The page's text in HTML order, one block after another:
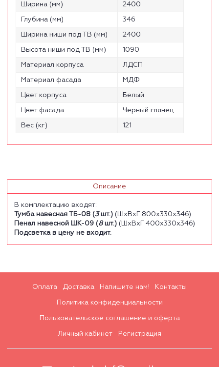
Ширина (мм) 2400
Глубина (мм) 346
Ширина ниши под ТВ (мм) 2400
Высота ниши под ТВ (мм) 1090
Материал корпуса ЛДСП
Материал фасада МДФ
Цвет корпуса Белый
Цвет фасада Черный глянец
Вес (кг) 121
Описание
В комплектацию входят:
Тумба навесная ТБ-08 (3шт.) (ШхВхГ 800х330х346)
Пенал навесной ШК-09 (8шт.) (ШхВхГ 400х330х346)
Подсветка в цену не входит.
Оплата Доставка Напишите нам! Контакты
Политика конфиденциальности
Пользовательское соглашение и оферта
Личный кабинет Регистрация